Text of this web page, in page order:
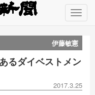
伊藤敏憲
るダイベストメン
2017.3.25